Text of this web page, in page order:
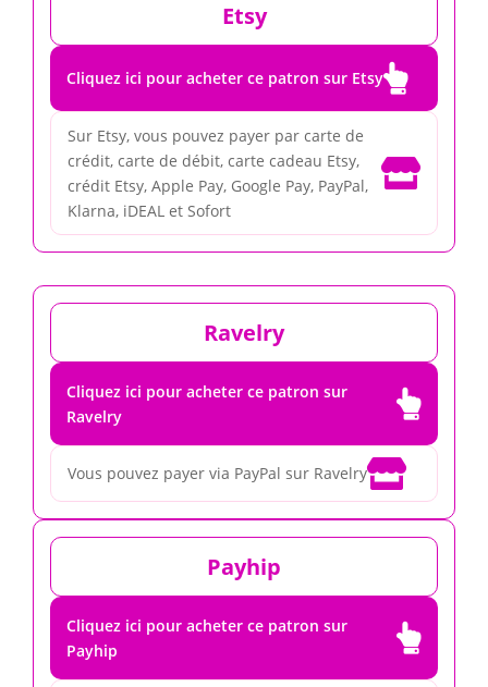
Etsy
Cliquez ici pour acheter ce patron sur Etsy
Sur Etsy, vous pouvez payer par carte de
crédit, carte de débit, carte cadeau Etsy,
crédit Etsy, Apple Pay, Google Pay, PayPal,
Klarna, iDEAL et Sofort

Ravelry
Cliquez ici pour acheter ce patron sur
Ravelry

Vous pouvez payer via PayPal sur Ravelry
Payhip
Cliquez ici pour acheter ce patron sur
Payhip
